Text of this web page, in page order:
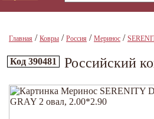
Главная / Ковры / Россия / Меринос /
Код 390481 Российский